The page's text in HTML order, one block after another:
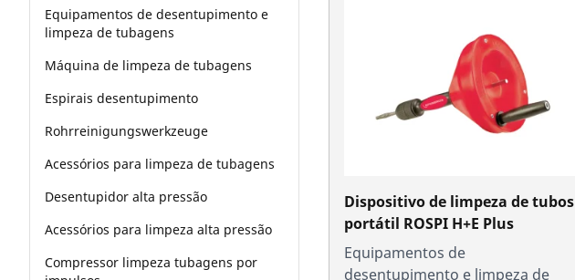
Equipamentos de desentupimento e
limpeza de tubagens
Máquina de limpeza de tubagens
Espirais desentupimento
Rohrreinigungswerkzeuge
Acessórios para limpeza de tubagens
Desentupidor alta pressão
Acessórios para limpeza alta pressão
Compressor limpeza tubagens por
Dispositivo de limpeza de tubos
portátil ROSPI H+E Plus
Equipamentos de
desentupimento e limpeza de